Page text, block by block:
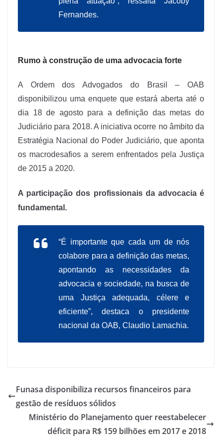
Fernandes.
Rumo à construção de uma advocacia forte
A Ordem dos Advogados do Brasil – OAB
disponibilizou uma enquete que estará aberta até o
dia 18 de agosto para a definição das metas do
Judiciário para 2018. A iniciativa ocorre no âmbito da
Estratégia Nacional do Poder Judiciário, que aponta
os macrodesafios a serem enfrentados pela Justiça
de 2015 a 2020.
A participação dos profissionais da advocacia é
fundamental.
“É importante que cada um de nós
colabore para a definição das metas,
apontando as necessidades da
advocacia e sociedade, na busca de
uma Justiça adequada, célere e
eficiente”, destaca o presidente
nacional da OAB, Claudio Lamachia.
Funasa disponibiliza recursos financeiros para
gestão de resíduos sólidos
Ministério do Planejamento quer reestabelecer
déficit para R$ 159 bilhões em 2017 e 2018